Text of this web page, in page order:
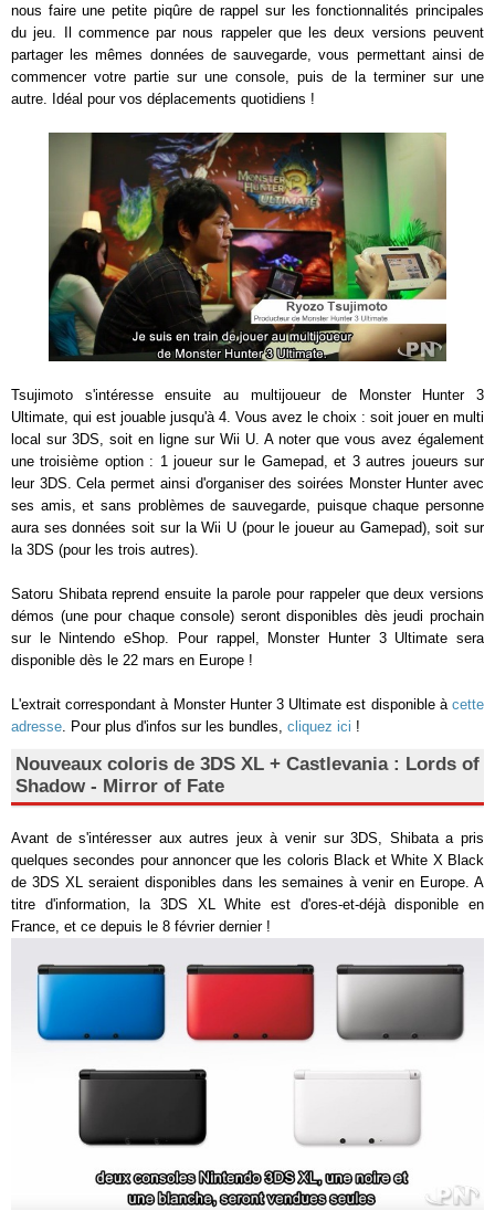
nous faire une petite piqûre de rappel sur les fonctionnalités principales
du jeu. Il commence par nous rappeler que les deux versions peuvent
partager les mêmes données de sauvegarde, vous permettant ainsi de
commencer votre partie sur une console, puis de la terminer sur une
autre. Idéal pour vos déplacements quotidiens !
Tsujimoto s'intéresse ensuite au multijoueur de Monster Hunter 3
Ultimate, qui est jouable jusqu'à 4. Vous avez le choix : soit jouer en multi
local sur 3DS, soit en ligne sur Wii U. A noter que vous avez également
une troisième option : 1 joueur sur le Gamepad, et 3 autres joueurs sur
leur 3DS. Cela permet ainsi d'organiser des soirées Monster Hunter avec
ses amis, et sans problèmes de sauvegarde, puisque chaque personne
aura ses données soit sur la Wii U (pour le joueur au Gamepad), soit sur
la 3DS (pour les trois autres).
Satoru Shibata reprend ensuite la parole pour rappeler que deux versions
démos (une pour chaque console) seront disponibles dès jeudi prochain
sur le Nintendo eShop. Pour rappel, Monster Hunter 3 Ultimate sera
disponible dès le 22 mars en Europe !
L'extrait correspondant à Monster Hunter 3 Ultimate est disponible à cette
adresse. Pour plus d'infos sur les bundles, cliquez ici !
Nouveaux coloris de 3DS XL + Castlevania : Lords of
Shadow - Mirror of Fate
Avant de s'intéresser aux autres jeux à venir sur 3DS, Shibata a pris
quelques secondes pour annoncer que les coloris Black et White X Black
de 3DS XL seraient disponibles dans les semaines à venir en Europe. A
titre d'information, la 3DS XL White est d'ores-et-déjà disponible en
France, et ce depuis le 8 février dernier !